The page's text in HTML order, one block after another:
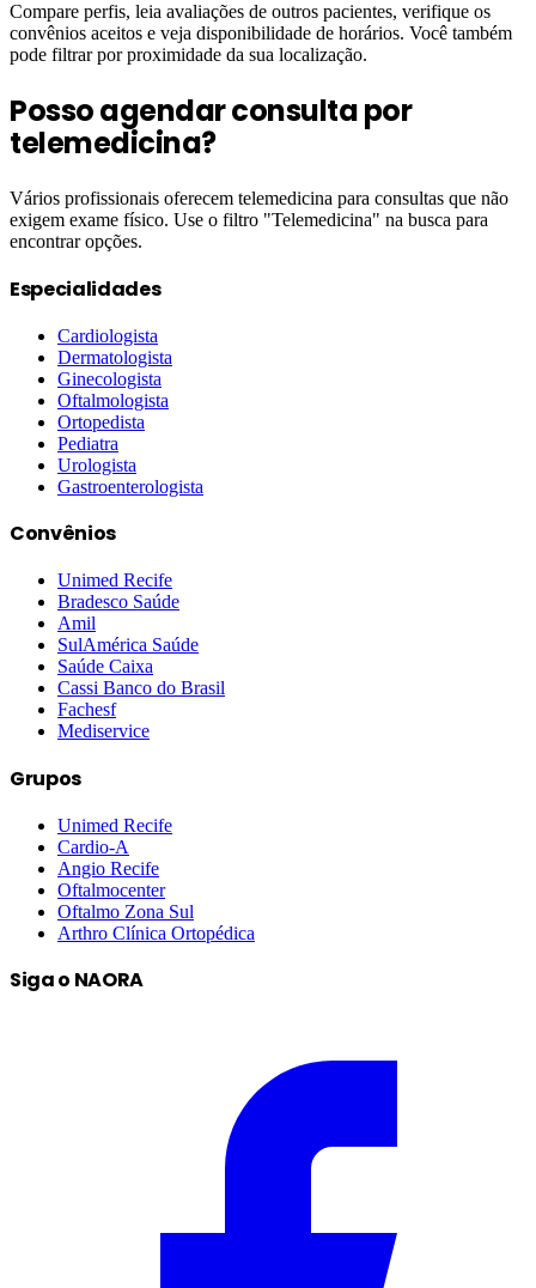
Compare perfis, leia avaliações de outros pacientes, verifique os
convênios aceitos e veja disponibilidade de horários. Você também
pode filtrar por proximidade da sua localização.
Posso agendar consulta por
telemedicina?
Vários profissionais oferecem telemedicina para consultas que não
exigem exame físico. Use o filtro "Telemedicina" na busca para
encontrar opções.
Especialidades
Cardiologista
Dermatologista
Ginecologista
Oftalmologista
Ortopedista
Pediatra
Urologista
Gastroenterologista
Convênios
Unimed Recife
Bradesco Saúde
Amil
SulAmérica Saúde
Saúde Caixa
Cassi Banco do Brasil
Fachesf
Mediservice
Grupos
Unimed Recife
Cardio-A
Angio Recife
Oftalmocenter
Oftalmo Zona Sul
Arthro Clínica Ortopédica
Siga o NAORA